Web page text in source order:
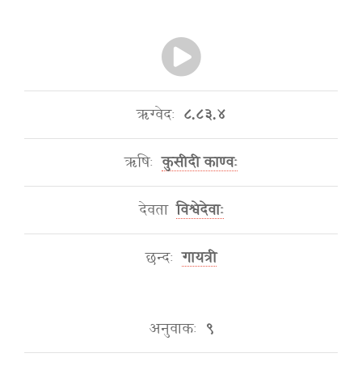
ऋग्वेदः ८.८३.४
ऋषिः कुसीदी काण्वः
देवता विश्वेदेवाः
छन्दः गायत्री
अनुवाकः ९